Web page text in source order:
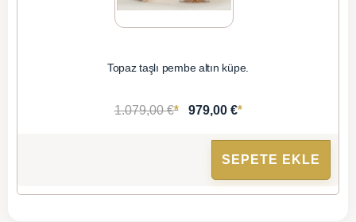
Topaz taşlı pembe altın küpe.
1.079,00 €* 979,00 €*
SEPETE EKLE